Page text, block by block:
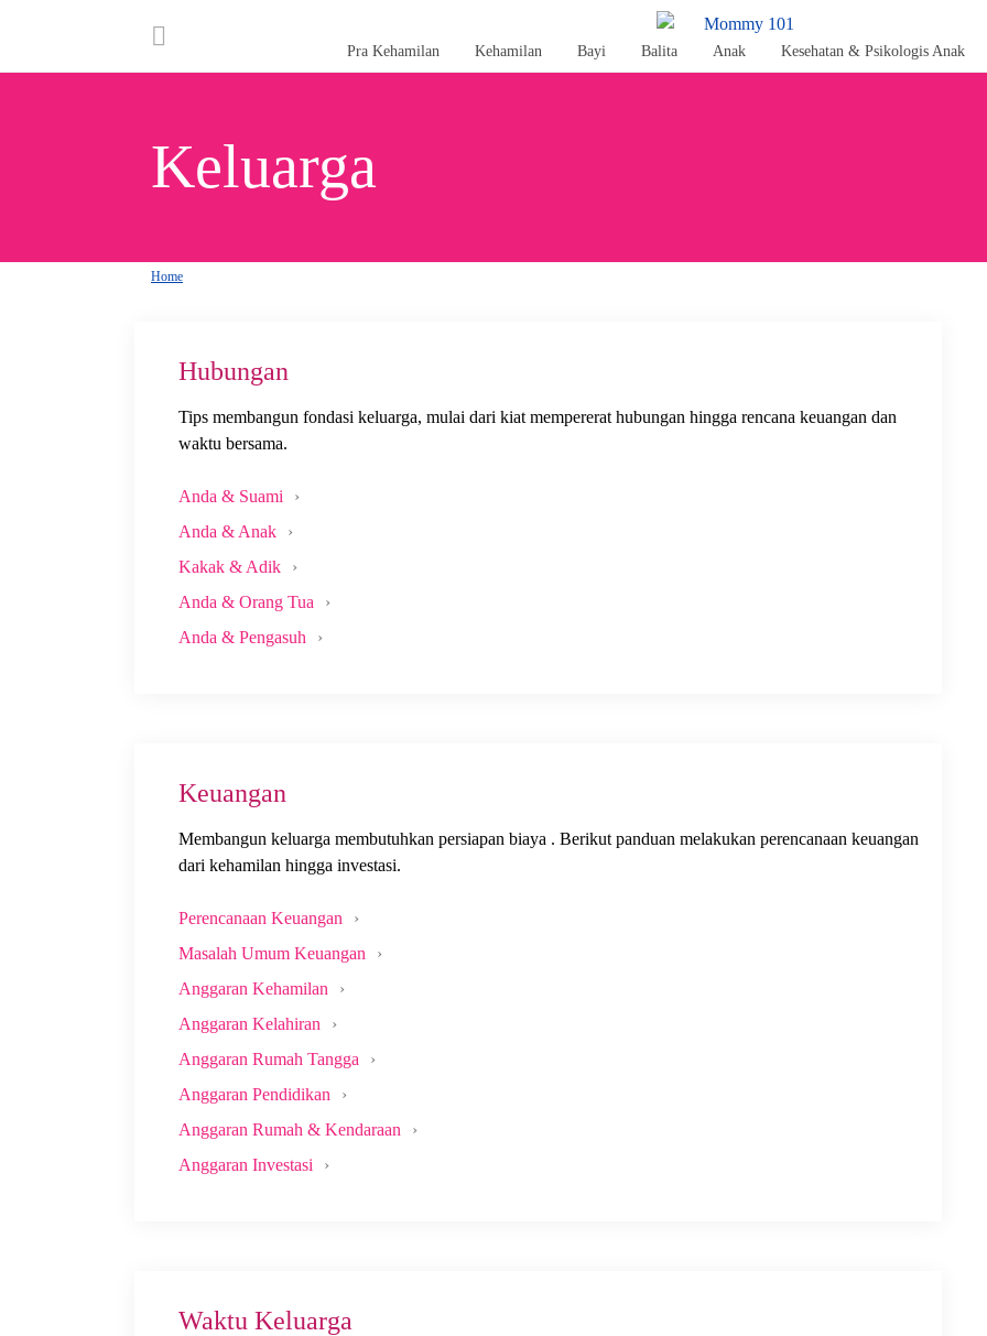
Pra Kehamilan Kehamilan Bayi Balita Anak Kesehatan & Psikologis Anak
Keluarga
Home
Hubungan
Tips membangun fondasi keluarga, mulai dari kiat mempererat hubungan hingga rencana keuangan dan
waktu bersama.
Anda & Suami
Anda & Anak
Kakak & Adik
Anda & Orang Tua
Anda & Pengasuh
Keuangan
Membangun keluarga membutuhkan persiapan biaya . Berikut panduan melakukan perencanaan keuangan
dari kehamilan hingga investasi.
Perencanaan Keuangan
Masalah Umum Keuangan
Anggaran Kehamilan
Anggaran Kelahiran
Anggaran Rumah Tangga
Anggaran Pendidikan
Anggaran Rumah & Kendaraan
Anggaran Investasi
Waktu Keluarga